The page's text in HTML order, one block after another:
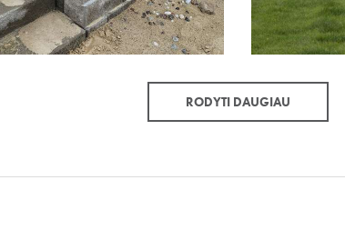
RODYTI DAUGIAU